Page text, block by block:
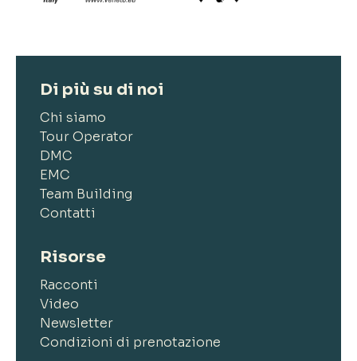
Di più su di noi
Chi siamo
Tour Operator
DMC
EMC
Team Building
Contatti
Risorse
Racconti
Video
Newsletter
Condizioni di prenotazione